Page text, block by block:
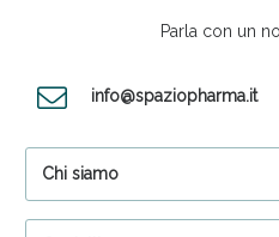
Parla con un
info@spaziopharma.it
Chi siamo